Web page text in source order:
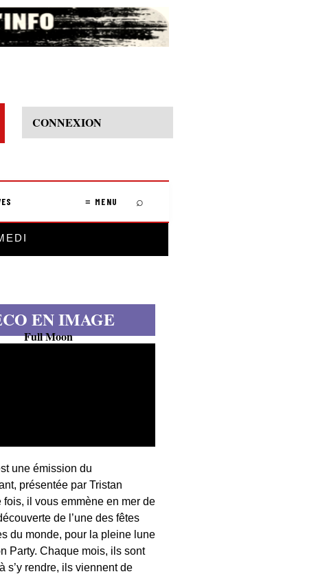
CONNEXION
≡ MENU ⌕
CO EN IMAGE
Full Moon
une émission du
présentée par Tristan
fois, il vous emmène en mer de
de l’une des fêtes
du monde, pour la pleine lune
Party. Chaque mois, ils sont
s’y rendre, ils viennent de